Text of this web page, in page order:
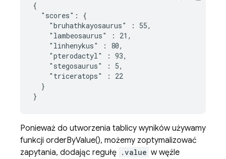
{
  "scores": {
    "bruhathkayosaurus" : 55,
    "lambeosaurus" : 21,
    "linhenykus" : 80,
    "pterodactyl" : 93,
    "stegosaurus" : 5,
    "triceratops" : 22
  }
}
Ponieważ do utworzenia tablicy wyników używamy
funkcji orderByValue(), możemy zoptymalizować
zapytania, dodając regułę .value w węźle